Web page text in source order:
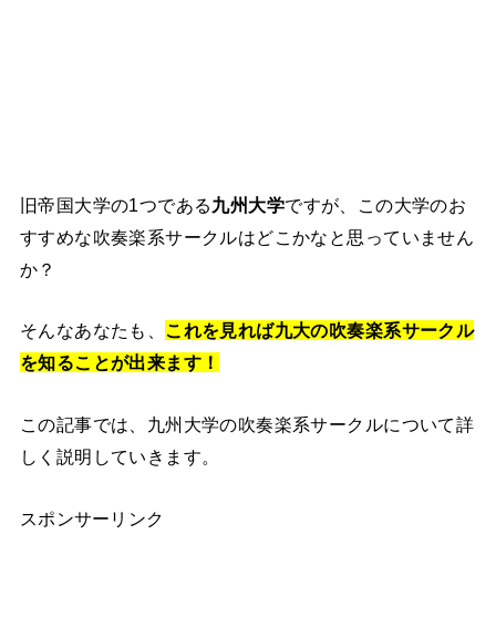
旧帝国大学の1つである九州大学ですが、この大学のお
すすめな吹奏楽系サークルはどこかなと思っていません
か？
そんなあなたも、 これを見れば九大の吹奏楽系サークル
を知ることが出来ます！
この記事では、九州大学の吹奏楽系サークルについて詳
しく説明していきます。
スポンサーリンク